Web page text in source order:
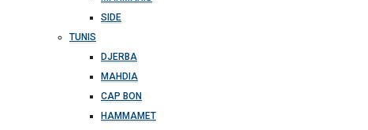
SIDE
TUNIS
DJERBA
MAHDIA
CAP BON
HAMMAMET